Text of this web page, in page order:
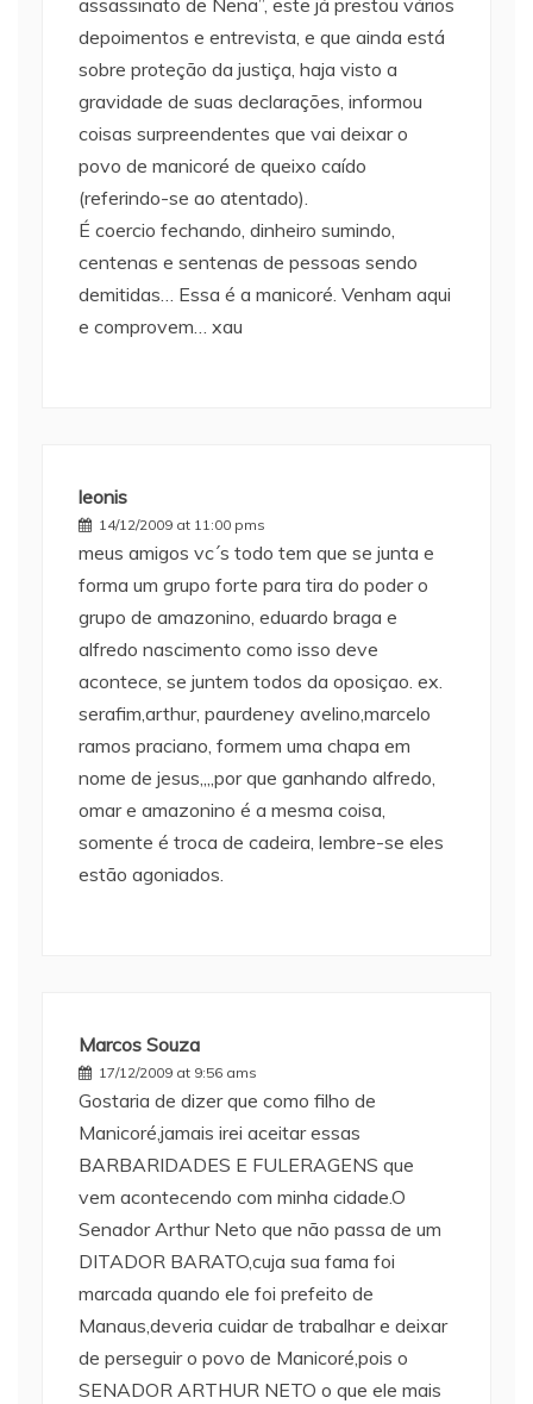
assassinato de Nena”, este já prestou vários
depoimentos e entrevista, e que ainda está
sobre proteção da justiça, haja visto a
gravidade de suas declarações, informou
coisas surpreendentes que vai deixar o
povo de manicoré de queixo caído
(referindo-se ao atentado).
É coercio fechando, dinheiro sumindo,
centenas e sentenas de pessoas sendo
demitidas… Essa é a manicoré. Venham aqui
e comprovem… xau
leonis
14/12/2009 at 11:00 pms
meus amigos vc´s todo tem que se junta e
forma um grupo forte para tira do poder o
grupo de amazonino, eduardo braga e
alfredo nascimento como isso deve
acontece, se juntem todos da oposiçao. ex.
serafim,arthur, paurdeney avelino,marcelo
ramos praciano, formem uma chapa em
nome de jesus,,,,por que ganhando alfredo,
omar e amazonino é a mesma coisa,
somente é troca de cadeira, lembre-se eles
estão agoniados.
Marcos Souza
17/12/2009 at 9:56 ams
Gostaria de dizer que como filho de
Manicoré,jamais irei aceitar essas
BARBARIDADES E FULERAGENS que
vem acontecendo com minha cidade.O
Senador Arthur Neto que não passa de um
DITADOR BARATO,cuja sua fama foi
marcada quando ele foi prefeito de
Manaus,deveria cuidar de trabalhar e deixar
de perseguir o povo de Manicoré,pois o
SENADOR ARTHUR NETO o que ele mais